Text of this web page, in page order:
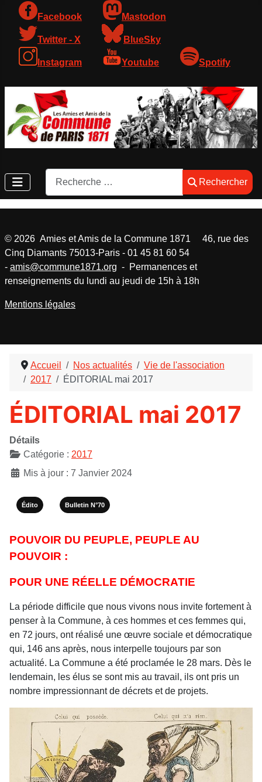
Facebook Mastodon
Twitter - X BlueSky
Instagram Youtube Spotify
Rechercher
Rechercher
Accueil Nos actualités
Vie de l'association
2017
ÉDITORIAL mai 2017
ÉDITORIAL mai 2017
Détails
Catégorie : 2017
Mis à jour : 7 Janvier 2024
Édito Bulletin N°70
POUVOIR DU PEUPLE, PEUPLE AU
POUVOIR :
POUR UNE RÉELLE DÉMOCRATIE
La période difficile que nous vivons nous invite fortement à
penser à la Commune, à ces hommes et ces femmes qui,
en 72 jours, ont réalisé une œuvre sociale et démocratique
qui, 146 ans après, nous interpelle toujours par son
actualité. La Commune a été proclamée le 28 mars. Dès le
lendemain, les élus se sont mis au travail, ils ont pris un
nombre impressionnant de décrets et de projets.
© 2026 Amies et Amis de la Commune 1871 46, rue des
Cinq Diamants 75013-Paris - 01 45 81 60 54
- amis@commune1871.org - Permanences et
renseignements du lundi au jeudi de 15h à 18h
Mentions légales